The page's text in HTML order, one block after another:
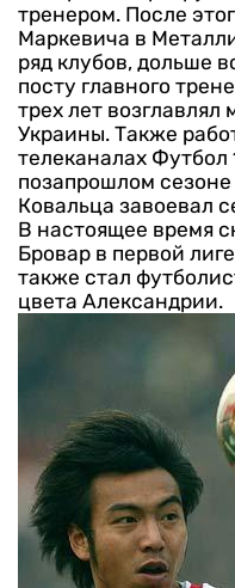
тренером. После
Маркевича в
ряд клубов, дольше
посту главного
трех лет
Украины. Также
телеканалах Футбол
позапрошлом
Ковальца завоевал
В настоящее время
Бровар в первой
также стал
цвета Александрии.